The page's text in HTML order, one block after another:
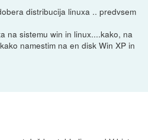
distribucija linuxa .. predvsem
na sistemu win in linux....kako, na
namestim na en disk Win XP in